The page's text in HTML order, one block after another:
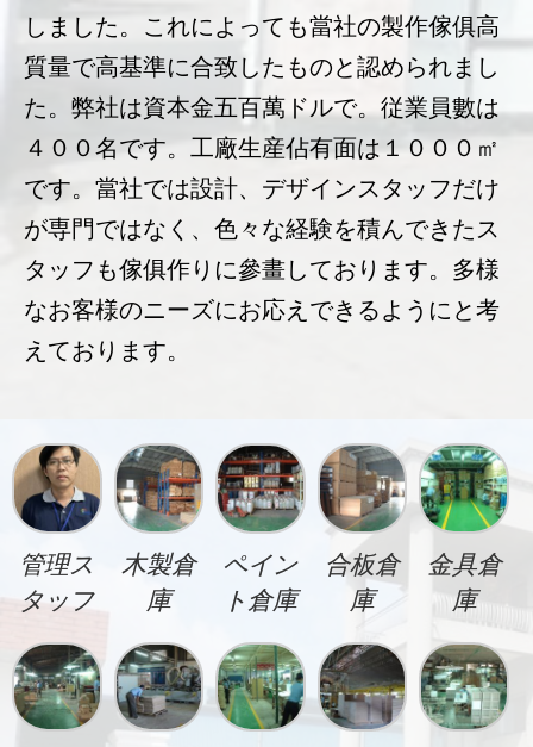
しました。これによっても當社の製作傢俱高
質量で高基準に合致したものと認められまし
た。弊社は資本金五百萬ドルで。従業員數は
４００名です。工廠生産佔有面は１０００㎡
です。當社では設計、デザインスタッフだけ
が専門ではなく、色々な経験を積んできたス
タッフも傢俱作りに參畫しております。多様
なお客様のニーズにお応えできるようにと考
えております。
管理ス
タッフ
木製倉
庫
ペイン
ト倉庫
合板倉
庫
金具倉
庫